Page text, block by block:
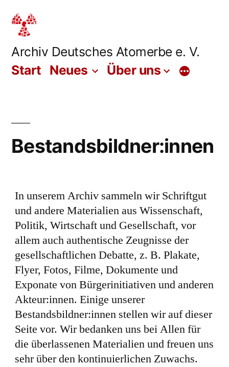
Inhalt
springen
Archiv Deutsches Atomerbe e. V.
Start Neues Über uns Mehr
Bestandsbildner:innen
In unserem Archiv sammeln wir Schriftgut
und andere Materialien aus Wissenschaft,
Politik, Wirtschaft und Gesellschaft, vor
allem auch authentische Zeugnisse der
gesellschaftlichen Debatte, z. B. Plakate,
Flyer, Fotos, Filme, Dokumente und
Exponate von Bürgerinitiativen und anderen
Akteur:innen. Einige unserer
Bestandsbildner:innen stellen wir auf dieser
Seite vor. Wir bedanken uns bei Allen für
die überlassenen Materialien und freuen uns
sehr über den kontinuierlichen Zuwachs.